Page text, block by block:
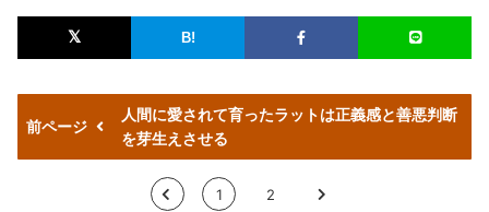
前ページ
人間に愛されて育ったラットは正義感と善悪判断
を芽生えさせる
< 1 2 >